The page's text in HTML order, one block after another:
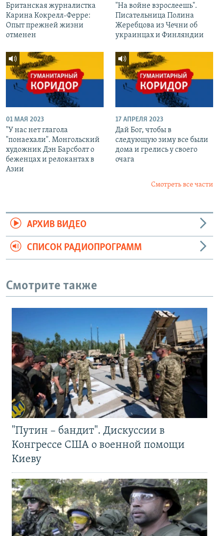
Британская журналистка
Карина Кокрелл-Ферре:
Опыт прежней жизни
отменен
"На войне взрослеешь".
Писательница Полина
Жеребцова из Чечни об
украинцах и Финляндии
01 МАЯ 2023
"У нас нет глагола
"понаехали". Монгольский
художник Дэн Барсболт о
беженцах и релокантах в
Азии
17 АПРЕЛЯ 2023
Дай Бог, чтобы в
следующую зиму все были
дома и грелись у своего
очага
Смотреть все части
АРХИВ ВИДЕО
СПИСОК РАДИОПРОГРАММ
Смотрите также
"Путин – бандит". Дискуссии в
Конгрессе США о военной помощи
Киеву